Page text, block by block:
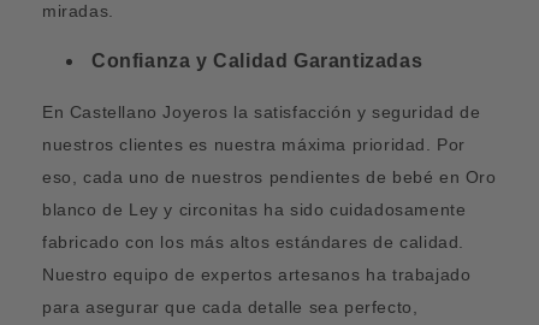
miradas.
Confianza y Calidad Garantizadas
En Castellano Joyeros la satisfacción y seguridad de
nuestros clientes es nuestra máxima prioridad. Por
eso, cada uno de nuestros pendientes de bebé en Oro
blanco de Ley y circonitas ha sido cuidadosamente
fabricado con los más altos estándares de calidad.
Nuestro equipo de expertos artesanos ha trabajado
para asegurar que cada detalle sea perfecto,